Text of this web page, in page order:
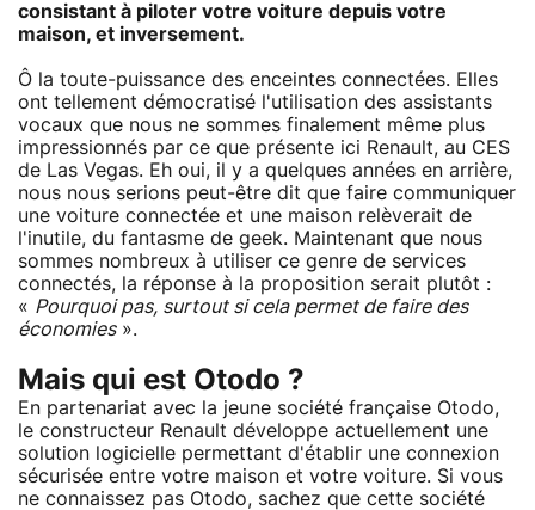
consistant à piloter votre voiture depuis votre
maison, et inversement.
Ô la toute-puissance des enceintes connectées. Elles
ont tellement démocratisé l'utilisation des assistants
vocaux que nous ne sommes finalement même plus
impressionnés par ce que présente ici Renault, au CES
de Las Vegas. Eh oui, il y a quelques années en arrière,
nous nous serions peut-être dit que faire communiquer
une voiture connectée et une maison relèverait de
l'inutile, du fantasme de geek. Maintenant que nous
sommes nombreux à utiliser ce genre de services
connectés, la réponse à la proposition serait plutôt :
« Pourquoi pas, surtout si cela permet de faire des
économies».
Mais qui est Otodo ?
En partenariat avec la jeune société française Otodo,
le constructeur Renault développe actuellement une
solution logicielle permettant d'établir une connexion
sécurisée entre votre maison et votre voiture. Si vous
ne connaissez pas Otodo, sachez que cette société